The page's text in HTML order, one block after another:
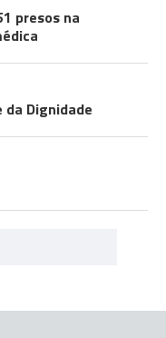
presos na
da Dignidade